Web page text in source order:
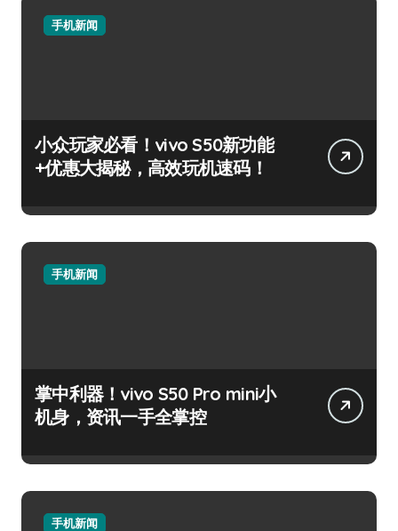
手机新闻
小众玩家必看！vivo S50新功能
+优惠大揭秘，高效玩机速码！
手机新闻
掌中利器！vivo S50 Pro mini小
机身，资讯一手全掌控
手机新闻